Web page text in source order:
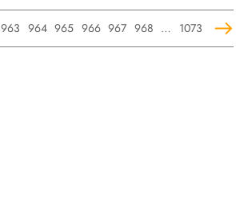
963 964 965 966 967 968 … 1073